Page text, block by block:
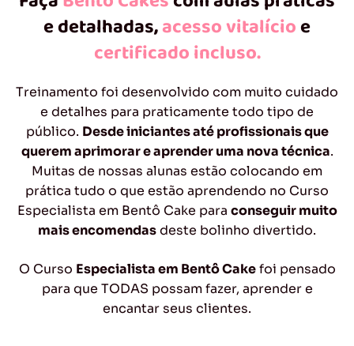
e detalhadas,acesso vitalícioe
certificado incluso.
Treinamento foi desenvolvido com muito cuidado
e detalhes para praticamente todo tipo de
público. Desde iniciantes até profissionais que
querem aprimorar e aprender uma nova técnica.
Muitas de nossas alunas estão colocando em
prática tudo o que estão aprendendo no Curso
Especialista em Bentô Cake para conseguir muito
mais encomendasdeste bolinho divertido.
O Curso Especialista em Bentô Cakefoi pensado
para que TODAS possam fazer, aprender e
encantar seus clientes.